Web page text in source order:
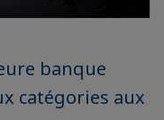
banque
catégories aux